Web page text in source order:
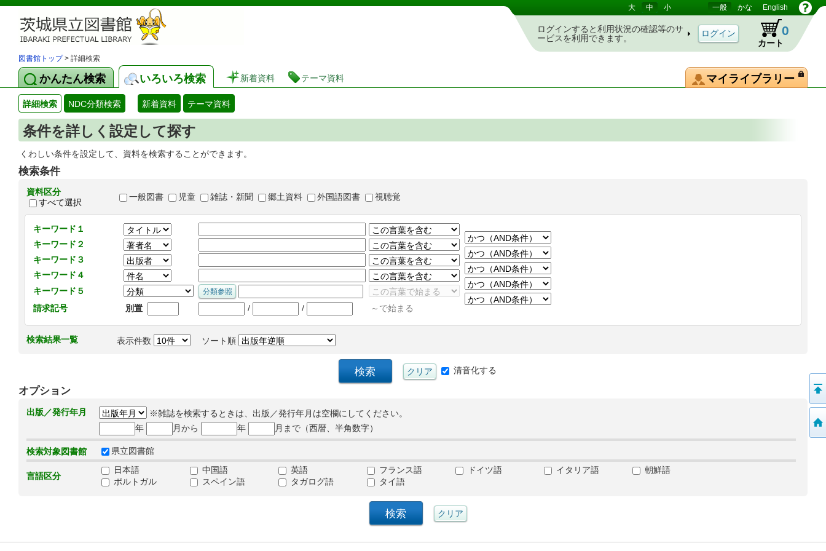
茨城県立図書館 蔵書検索・予約システム 大 中 小 一般 かな English
ログインすると利用状況の確認等のサ
ービスを利用できます。
カート
0
図書館トップ> 詳細検索
かんたん検索 いろいろ検索 新着資料 テーマ資料 マイライブラリー
詳細検索 NDC分類検索 新着資料 テーマ資料
条件を詳しく設定して探す
くわしい条件を設定して、資料を検索することができます。
検索条件
資料区分
すべて選択
一般図書 児童 雑誌・新聞 郷土資料 外国語図書 視聴覚
キーワード１
キーワード２
キーワード３
キーワード４
キーワード５
請求記号
別置 / / ～で始まる
検索結果一覧 表示件数 ソート順
清音化する
オプション
出版／発行年月
※雑誌を検索するときは、出版／発行年月は空欄にしてください。
年
月から 年 月まで（西暦、半角数字）
検索対象図書館 県立図書館
言語区分
日本語 中国語 英語 フランス語 ドイツ語 イタリア語
朝鮮語
ポルトガル
スペイン語 タガログ語 タイ語